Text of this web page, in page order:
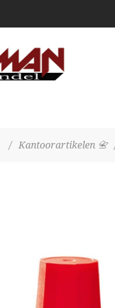
/ Kantoorartikelen 📇